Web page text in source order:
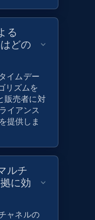
る
どの
イムデー
リズムを
販売者に対
イアンス
提供しま
ルチ
に効
ャネルの